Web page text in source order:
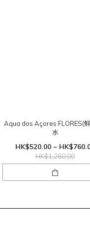
Aqua dos Açores FLORES(
水
HK$520.00 ~
HK$1,260.00